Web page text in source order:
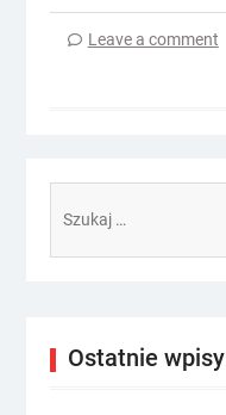
Leave a comment
Ostatnie wpisy